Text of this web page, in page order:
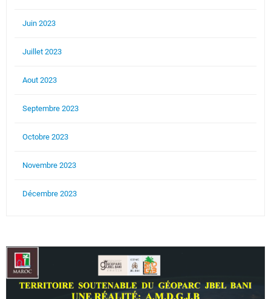
Juin 2023
Juillet 2023
Aout 2023
Septembre 2023
Octobre 2023
Novembre 2023
Décembre 2023